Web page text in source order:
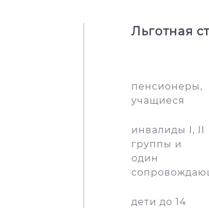
Льготная
пенсионеры,
учащиеся
инвалиды I, II
группы и
один
дети до 14